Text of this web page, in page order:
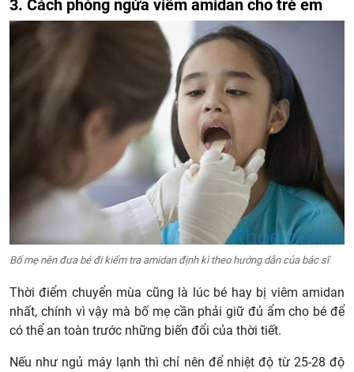
3. Cách phòng ngừa viêm amidan cho trẻ em
Bố mẹ nên đưa bé đi kiểm tra amidan định kì theo hướng dẫn của bác sĩ
Thời điểm chuyển mùa cũng là lúc bé hay bị viêm amidan
nhất, chính vì vậy mà bố mẹ cần phải giữ đủ ẩm cho bé để
có thể an toàn trước những biến đổi của thời tiết.
Nếu như ngủ máy lạnh thì chỉ nên để nhiệt độ từ 25-28 độ